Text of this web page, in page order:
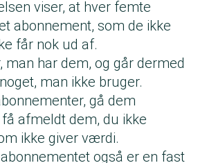
viser, at hver femte
abonnement, som de ikke
får nok ud af.
man har dem, og går dermed
man ikke bruger.
gå dem
afmeldt dem, du ikke
ikke giver værdi.
også er en fast